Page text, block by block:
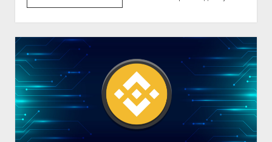
Руководство
для
Начинающих